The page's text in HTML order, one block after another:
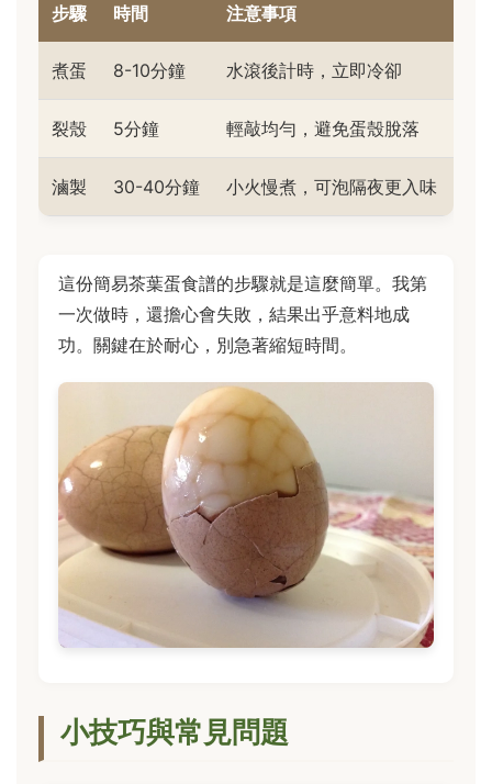
步驟 時間 注意事項
煮蛋 8-10分鐘 水滾後計時，立即冷卻
裂殼 5分鐘 輕敲均勻，避免蛋殼脫落
滷製 30-40分鐘 小火慢煮，可泡隔夜更入味
這份簡易茶葉蛋食譜的步驟就是這麼簡單。我第
一次做時，還擔心會失敗，結果出乎意料地成
功。關鍵在於耐心，別急著縮短時間。
小技巧與常見問題